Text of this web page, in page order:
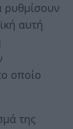
ρυθμίσουν
αυτή
οποίο
της